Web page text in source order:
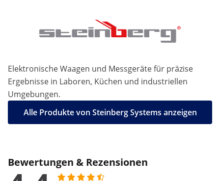
Elektronische Waagen und Messgeräte für präzise
Ergebnisse in Laboren, Küchen und industriellen
Umgebungen.
Alle Produkte von Steinberg Systems anzeigen
Bewertungen & Rezensionen